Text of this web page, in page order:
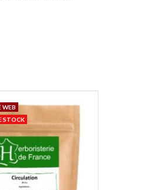
WEB
STOCK